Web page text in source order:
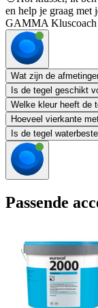
en help je graag met
GAMMA
Wat zijn de
Is de tegel geschikt
Welke kleur heeft de
Hoeveel vierkante
Is de tegel
Passende